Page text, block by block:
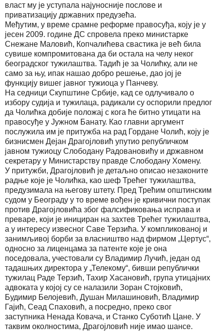
власт му је уступала најуносније послове и
приватизацију државних предузећа.
Међутим, у време срамне реформе правосуђа, коју је у
јесен 2009. године ДС спровела преко министарке
Снежане Маловић, Копчалићева свастика је већ била
сувише компромитована да би остала на челу неког
београдског тужилаштва. Тадић је за Чолићку, али не
само за њу, ипак нашао добро решење, дао јој је
функцију вишег јавног тужиоца у Панчеву.
На седници Скупштине Србије, кад се одлучивало о
избору судија и тужилаца, радикали су оспорили предлог
да Чолићка добије положај с кога ће битно утицати на
правосуђе у Јужном Банату. Као главни аргумент
послужила им је притужба на рад Гордане Чолић, коју је
бизнисмен Дејан Драгојловић упутио републичком
јавном тужиоцу Слободану Радовановићу и државном
секретару у Министарству правде Слободану Хомену.
У притужби, Драгојловић је детаљно описао незаконите
радње које је Чолићка, као шеф Трећег тужилаштва,
предузимала на његову штету. Пред Трећим општинским
судом у Београду у то време вођен је кривични поступак
против Драгојловића због фалсификовања исправа и
преваре, који је инициран на захтев Трећег тужилаштва,
а у интересу извесног Саве Терзића. У компликованој и
занимљивој борби за власништво над фирмом „Цертус“,
односно за лиценцама за патенте које је она
поседовала, учестовали су Владимир Лучић, један од
тадашњих директора у „Телекому“, бивши републички
тужилац Раде Терзић, Тахир Хасановић, група утицајних
адвоката у којој су се налазили Зоран Стојковић,
Будимир Белојевић, Душан Милашиновић, Владимир
Гајић, Сеад Спаховић, а посредно, преко свог
заступника Ненада Ковача, и Станко Суботић Цане. У
таквим околностима, Драгојловић није имао шансе.